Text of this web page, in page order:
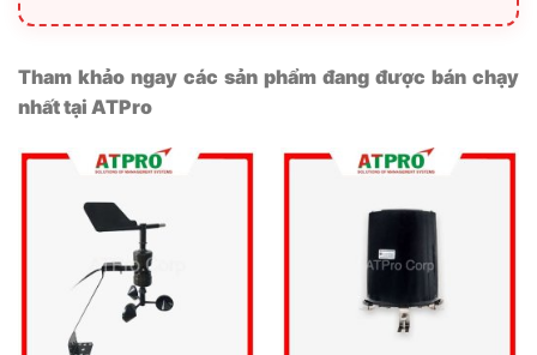
Tham khảo ngay các sản phẩm đang được bán chạy
nhất tại ATPro